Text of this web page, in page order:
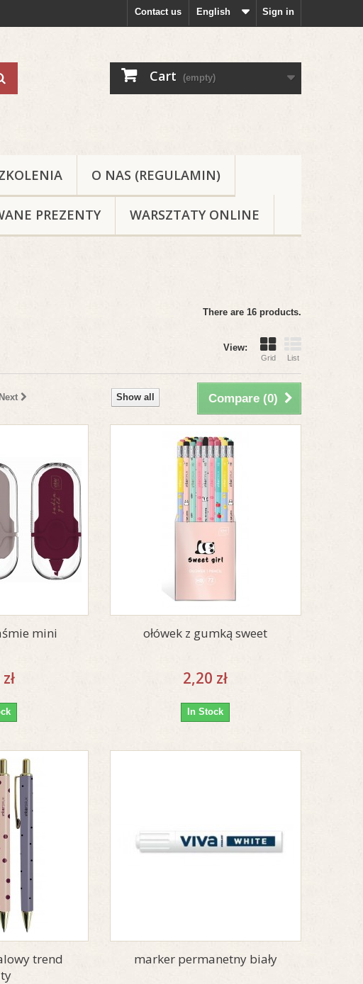
Sign in
English
Contact us
Cart (empty)
O NAS (REGULAMIN)
PREZENTY WARSZTATY ONLINE
There are 16 products.
View:
Grid List
Compare (0)
Show all
Next
mini ołówek z gumką sweet
2,20 zł
In Stock
trend
marker permanetny biały